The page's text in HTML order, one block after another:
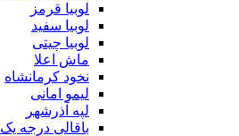
لوبیا قرمز
لوبیا سفید
لوبیا چیتی
ماش اعلا
نخود کرمانشاه
لیمو امانی
لپه آذرشهر
باقالی درجه یک